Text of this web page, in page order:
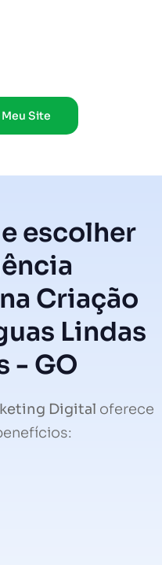
Site
escolher
Criação
Lindas
- GO
Digital oferece